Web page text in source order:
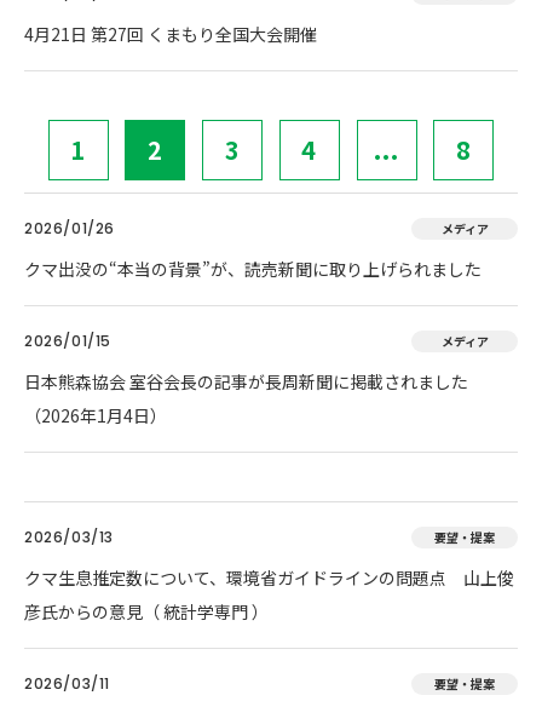
4月21日 第27回 くまもり全国大会開催
1 2 3 4 ... 8
2026/01/26 メディア
クマ出没の“本当の背景”が、読売新聞に取り上げられました
2026/01/15 メディア
日本熊森協会 室谷会長の記事が長周新聞に掲載されました
（2026年1月4日）
2026/03/13 要望・提案
クマ生息推定数について、環境省ガイドラインの問題点 山上俊
彦氏からの意見（ 統計学専門 ）
2026/03/11 要望・提案